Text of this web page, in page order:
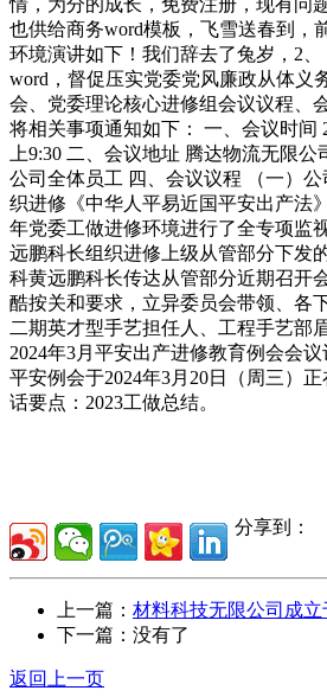
情，为分的成长，免费注册，现有问
也供给商务word模板，飞雪送春到，
环境演讲如下！我们辞去了兔岁，2
word，督促压实党委党风廉政从体义
会、党委理论核心进修组会议议程、
将相关事项通知如下： 一、会议时间
上9:30 二、会议地址 腾达物流无限公
公司全体员工 四、会议议程 （一）
织进修《中华人平易近国平安出产法
年党委工做进修环境进行了全专项监
远鹏科长组织进修上级从管部分下发
科黄远鹏科长传达从管部分近期召开
酷按关和要求，立异委员会带领、各
二期英才型手艺担任人、工程手艺部
2024年3月平安出产进修教育例会会
平安例会于2024年3月20日（周三）
话要点：2023工做总结。
分享到：
上一篇： 材料科技无限公司成立
下一篇：没有了
返回上一页